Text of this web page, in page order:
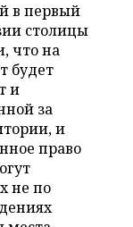
в первый
столицы
что на
будет
и
за
и
право
не по